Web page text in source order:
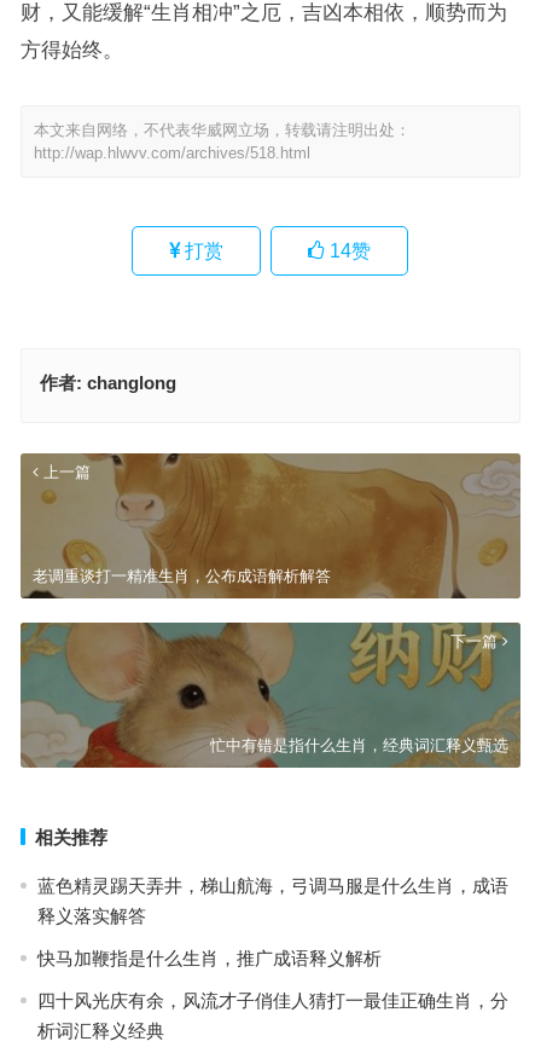
财，又能缓解“生肖相冲”之厄，吉凶本相依，顺势而为
方得始终。
本文来自网络，不代表华威网立场，转载请注明出处：
http://wap.hlwvv.com/archives/518.html
打赏 14赞
作者: changlong
上一篇
老调重谈打一精准生肖，公布成语解析解答
下一篇
忙中有错是指什么生肖，经典词汇释义甄选
相关推荐
蓝色精灵踢天弄井，梯山航海，弓调马服是什么生肖，成语
释义落实解答
快马加鞭指是什么生肖，推广成语释义解析
四十风光庆有余，风流才子俏佳人猜打一最佳正确生肖，分
析词汇释义经典